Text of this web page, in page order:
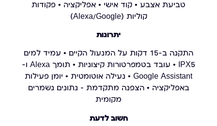
טביעת אצבע • קוד אישי • אפליקציה • פקודות
קוליות (Alexa/Google)
יתרונות
התקנה ב-15 דקות על המנעול הקיים • עמיד למים
IPX5 • עובד בטמפרטורות קיצוניות • תומך Alexa ו-
Google Assistant • נעילה אוטומטית • יומן פעילות
באפליקציה • הצפנה מתקדמת – נתונים נשמרים
מקומית
חשוב לדעת